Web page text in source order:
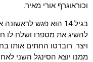
וכוראוגרף אורי מאיר.
בגיל 14 הוא פגש
להשיג את מספרו ושלח לו
ויצר. רוברטו החתים אותו
ממנו יוצא הסינגל השני